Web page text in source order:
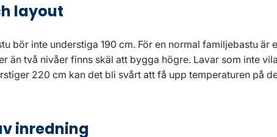
layout
bör inte understiga 190 cm. För en normal familjebastu är
än två nivåer finns skäl att bygga högre. Lavar som inte
220 cm kan det bli svårt att få upp temperaturen på
inredning